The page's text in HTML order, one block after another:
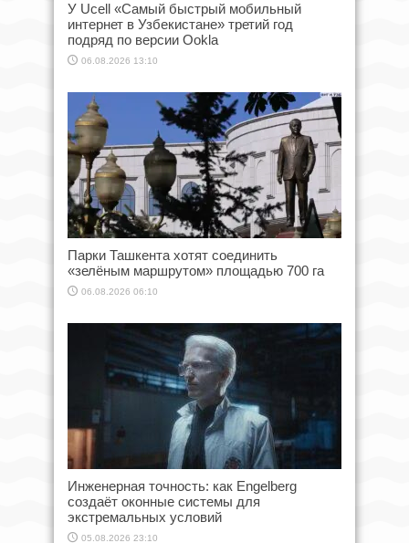
У Ucell «Самый быстрый мобильный
интернет в Узбекистане» третий год
подряд по версии Ookla
06.08.2026 13:10
Парки Ташкента хотят соединить
«зелёным маршрутом» площадью 700 га
06.08.2026 06:10
Инженерная точность: как Engelberg
создаёт оконные системы для
экстремальных условий
05.08.2026 23:10